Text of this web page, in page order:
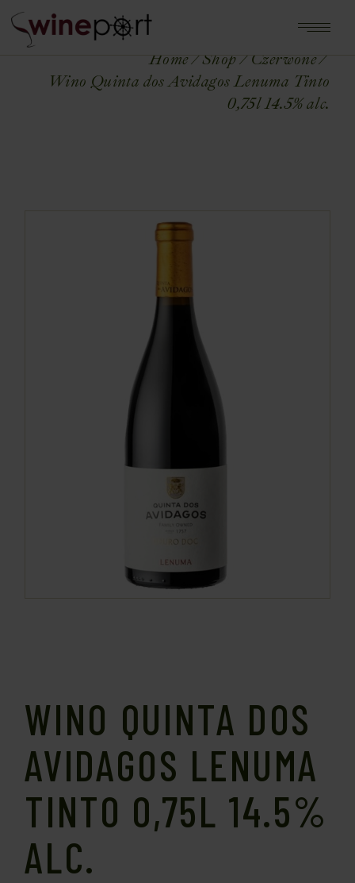
Home Shop
Czerwone
Wino Quinta dos Avidagos Lenuma Tinto
0,75l 14.5% alc.
WINO QUINTA DOS
AVIDAGOS LENUMA
TINTO 0,75L 14.5%
ALC.